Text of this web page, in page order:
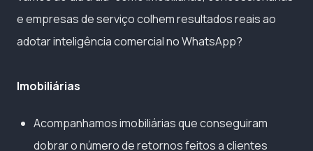
e empresas de serviço colhem resultados reais ao
adotar inteligência comercial no WhatsApp?
Imobiliárias
Acompanhamos imobiliárias que conseguiram
dobrar o número de retornos feitos a clientes